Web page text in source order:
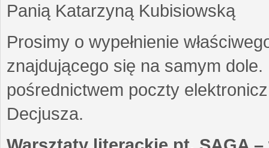
Panią Katarzyną Kubisiowską
Prosimy o wypełnienie
znajdującego się na samym
pośrednictwem poczty
Decjusza.